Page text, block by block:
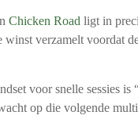
Chicken Road ligt in
winst verzamelt voordat
voor snelle sessies is
op die volgende